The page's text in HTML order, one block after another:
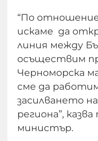
“По
искаме да
линия между
осъществим
Черноморска
сме да
засилването
региона”,
министър.